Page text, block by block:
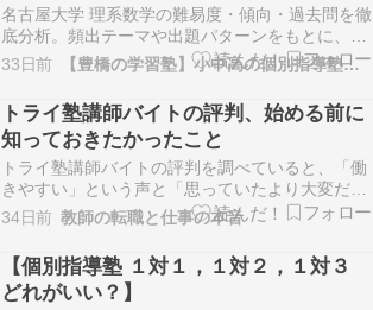
名古屋大学 理系数学の難易度・傾向・過去問を徹
底分析。頻出テーマや出題パターンをもとに、合
格に必要な力と具体的な参考書ルートをわかりや
すく解説【2027年度対応】 名古屋大学 理系 数学
この記事を書いた人 西井佑一 にしいゆういち ・
愛知県豊橋市の個別指導塾で10年以上高校生…
33日前 【豊橋の学習塾】小中高の個別指導塾「とよはし練成塾」
トライ塾講師バイトの評判、始める前に
知っておきたかったこと
トライ塾講師バイトの評判を調べていると、「働
きやすい」という声と「思っていたより大変だっ
た」という声が両方出てきて、どちらを信じれば
いいか分からなくなりませんか。 口コミの数は多
いのに、読めば読むほど判断がつかない。そうい
う状態に陥っている人は少なくないはずです。 こ
の記事では…
34日前 教師の転職と仕事の本音
【個別指導塾 １対１，１対２，１対３
どれがいい？】